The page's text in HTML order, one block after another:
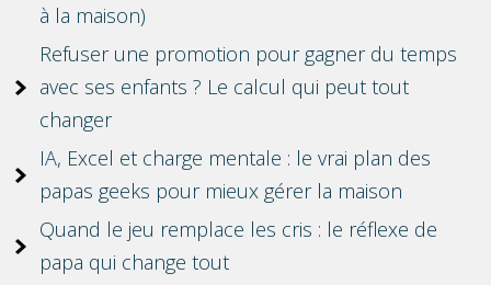
à la maison)
Refuser une promotion pour gagner du temps
avec ses enfants ? Le calcul qui peut tout
changer
IA, Excel et charge mentale : le vrai plan des
papas geeks pour mieux gérer la maison
Quand le jeu remplace les cris : le réflexe de
papa qui change tout